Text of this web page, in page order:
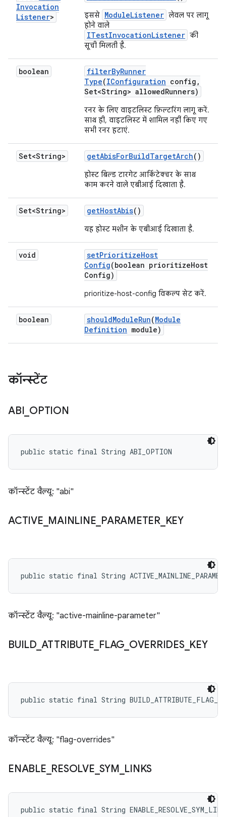
Invocation
Listener> इससे ModuleListener लेवल पर लागू
होने वाले
ITestInvocationListener की
सूची मिलती है.
boolean filterByRunner
Type(IConfiguration config ,
Set<String> allowedRunners)
रनर के लिए वाइटलिस्ट फ़िल्टरिंग लागू करें.
साथ ही, वाइटलिस्ट में शामिल नहीं किए गए
सभी रनर हटाएं.
Set<String> getAbisForBuildTargetArch()
होस्ट बिल्ड टारगेट आर्किटेक्चर के साथ
काम करने वाले एबीआई दिखाता है.
Set<String> getHostAbis()
यह होस्ट मशीन के एबीआई दिखाता है.
void setPrioritizeHost
Config(boolean prioritizeHost
Config)
prioritize-host-config विकल्प सेट करें.
boolean shouldModuleRun(Module
Definition module)
कॉन्स्टेंट
ABI OPTION
public static final String ABI_OPTION
कॉन्स्टेंट वैल्यू: "abi"
ACTIVE MAINLINE PARAMETER_ KEY
public static final String
कॉन्स्टेंट वैल्यू: "active-mainline-parameter"
BUILD_ ATTRIBUTE FLAG OVERRIDES_ KEY
public static final String
कॉन्स्टेंट वैल्यू: "flag-overrides"
ENABLE RESOLVE _SYM LINKS
public static final String